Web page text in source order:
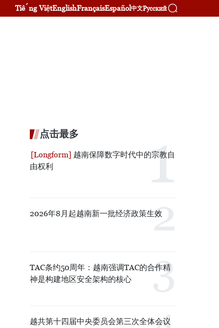
Tiếng ViệtEnglishFrançaisEspañol中文Русский
点击最多
越南保障数字时代中的宗教自
由权利
2026年8月起越南新一批经济政策生效
TAC条约50周年：越南强调TAC的合作精
神是构建地区安全架构的核心
越共第十四届中央委员会第三次全体会议